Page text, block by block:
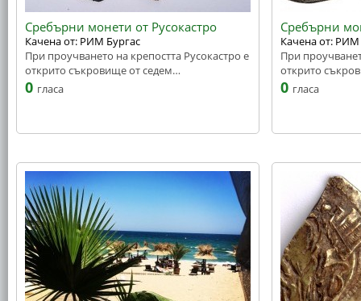
Сребърни монети от Русокастро
Качена от: РИМ Бургас
При проучването на крепостта Русокастро е
открито съкровище от седем…
0 гласа
Сребърни
Качена от: РИМ
При
открито
0 гласа